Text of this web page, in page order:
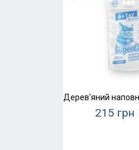
Дерев'яний
215 грн